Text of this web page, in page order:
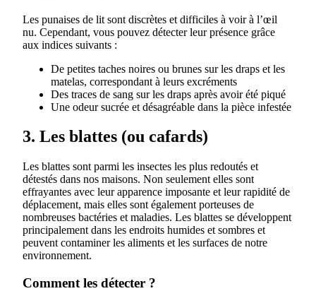
Les punaises de lit sont discrètes et difficiles à voir à l’œil
nu. Cependant, vous pouvez détecter leur présence grâce
aux indices suivants :
De petites taches noires ou brunes sur les draps et les
matelas, correspondant à leurs excréments
Des traces de sang sur les draps après avoir été piqué
Une odeur sucrée et désagréable dans la pièce infestée
3. Les blattes (ou cafards)
Les blattes sont parmi les insectes les plus redoutés et
détestés dans nos maisons. Non seulement elles sont
effrayantes avec leur apparence imposante et leur rapidité de
déplacement, mais elles sont également porteuses de
nombreuses bactéries et maladies. Les blattes se développent
principalement dans les endroits humides et sombres et
peuvent contaminer les aliments et les surfaces de notre
environnement.
Comment les détecter ?